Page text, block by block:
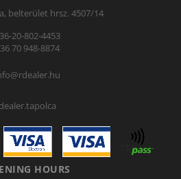
belterület hrsz. 4507/14
20-802-4453
70 948-8874
dealer.tapolca
HOURS